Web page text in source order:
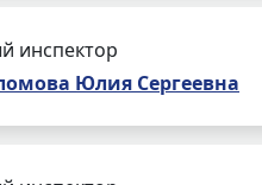
инспектор
Юлия Сергеевна